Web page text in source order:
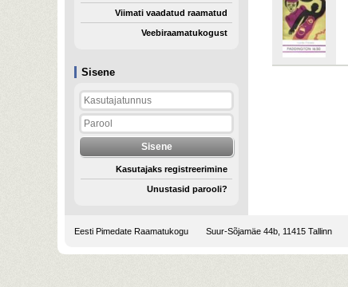
Sisene
Kasutajaks registreerimine
Unustasid parooli?
Viimati vaadatud raamatud
Veebiraamatukogust
Eesti Pimedate Raamatukogu Suur-Sõjamäe 44b, 11415 Tallinn